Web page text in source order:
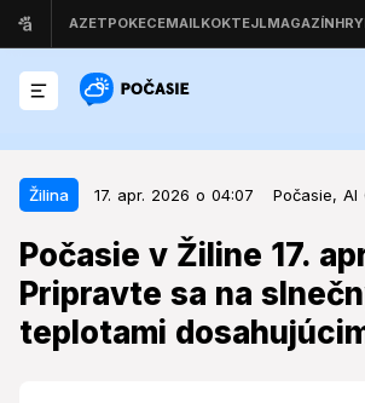
Žilina 17. apr. 2026 o 04:07 Počasie, AI
Počasie v Žiline 17.
Pripravte sa na
teplotami
Žilina 17. apr. 2026 o 04:07
Počasie v Žiline 17.
Pripravte sa na
teplotami dosahujúcimi